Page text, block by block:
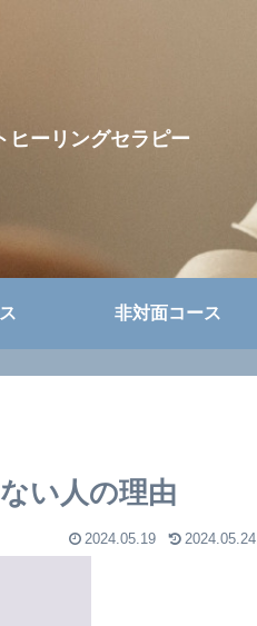
ヒーリングセラピー
非対面コース
い人の理由
2024.05.19 2024.05.24